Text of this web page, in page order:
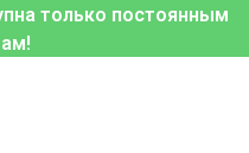
только постоянным